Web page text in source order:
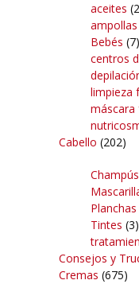
aceites
ampollas
Bebés (7)
centros
limpieza
máscara
Cabello (202)
Champús
Tintes (3)
Consejos y
Cremas (675)